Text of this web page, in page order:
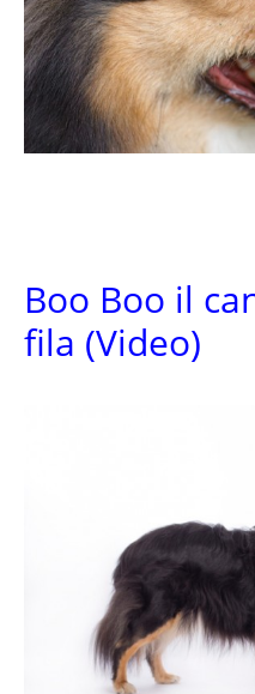
Boo Boo il
fila (Video)